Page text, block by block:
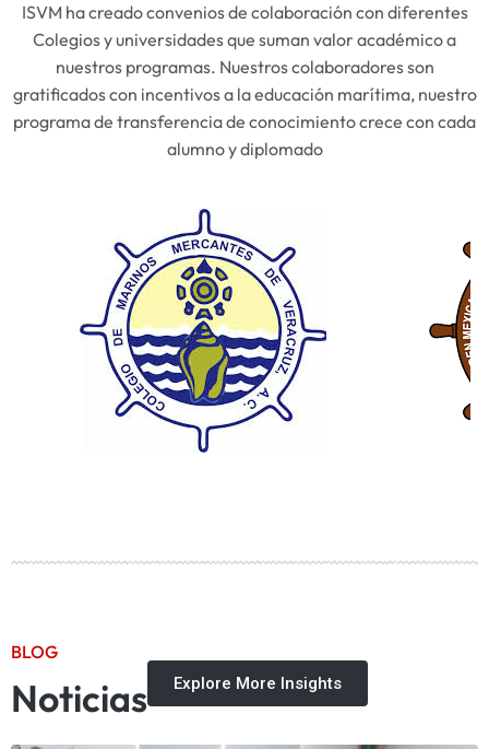
ISVM ha creado convenios de colaboración con diferentes
Colegios y universidades que suman valor académico a
nuestros programas. Nuestros colaboradores son
gratificados con incentivos a la educación marítima, nuestro
programa de transferencia de conocimiento crece con cada
alumno y diplomado
BLOG
Noticias Explore More Insights